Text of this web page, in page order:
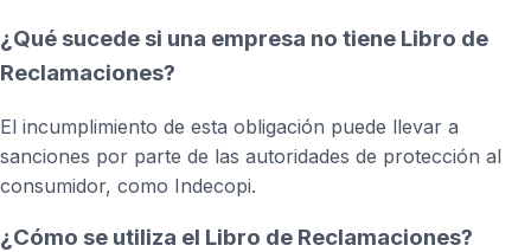
¿Qué sucede si una empresa no tiene Libro de
Reclamaciones?
El incumplimiento de esta obligación puede llevar a
sanciones por parte de las autoridades de protección al
consumidor, como Indecopi.
¿Cómo se utiliza el Libro de Reclamaciones?